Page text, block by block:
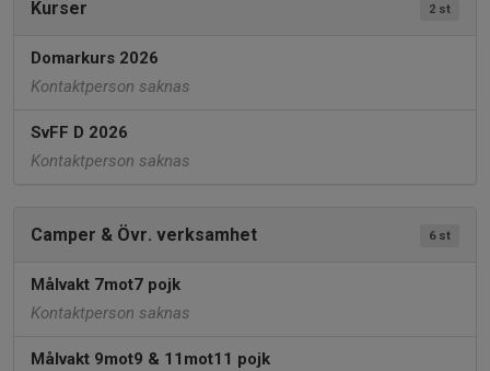
2 st
Kurser
Domarkurs 2026
Kontaktperson saknas
SvFF D 2026
Kontaktperson saknas
6 st
Camper & Övr. verksamhet
Målvakt 7mot7 pojk
Kontaktperson saknas
Målvakt 9mot9 & 11mot11 pojk